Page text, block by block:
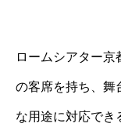
ロームシアター
の客席を持ち、舞
な用途に対応でき